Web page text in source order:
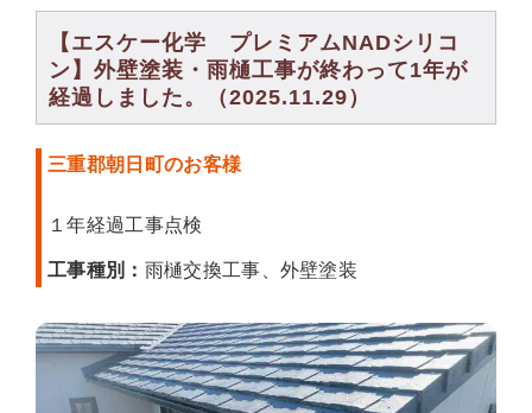
【エスケー化学 プレミアムNADシリコ
ン】外壁塗装・雨樋工事が終わって1年が
経過しました。（2025.11.29）
三重郡朝日町のお客様
１年経過工事点検
工事種別： 雨樋交換工事、外壁塗装